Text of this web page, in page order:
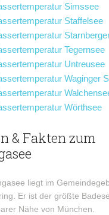
Simssee
Staffelsee
Tegernsee
Untreusee
Waginger
Wörthsee
& Fakten zum
liegt im
Er ist der größte
Nähe von München.